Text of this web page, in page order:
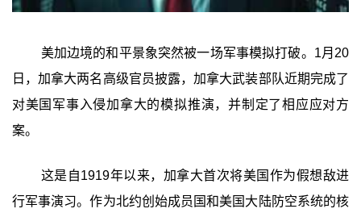
美加边境的和平景象突然被一场军事模拟打破。1月20
日，加拿大两名高级官员披露，加拿大武装部队近期完成了
对美国军事入侵加拿大的模拟推演，并制定了相应应对方
案。
这是自1919年以来，加拿大首次将美国作为假想敌进
行军事演习。作为北约创始成员国和美国大陆防空系统的核